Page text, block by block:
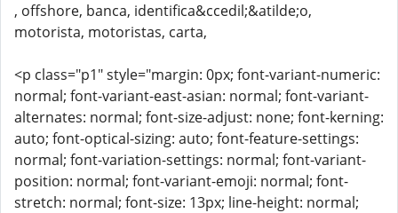
, offshore, banca, identifica&ccedil;&atilde;o,
motorista, motoristas, carta,
<p class="p1" style="margin: 0px; font-variant-numeric:
normal; font-variant-east-asian: normal; font-variant-
alternates: normal; font-size-adjust: none; font-kerning:
auto; font-optical-sizing: auto; font-feature-settings:
normal; font-variation-settings: normal; font-variant-
position: normal; font-variant-emoji: normal; font-
stretch: normal; font-size: 13px; line-height: normal;